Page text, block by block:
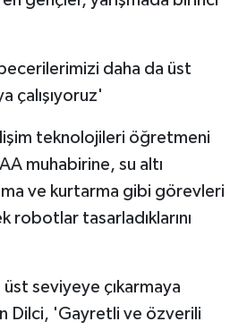
becerilerimizi daha da üst
çalışıyoruz'
teknolojileri öğretmeni
muhabirine, su altı
ve kurtarma gibi görevleri
tasarladıklarını
seviyeye çıkarmaya
Dilci, 'Gayretli ve özverili